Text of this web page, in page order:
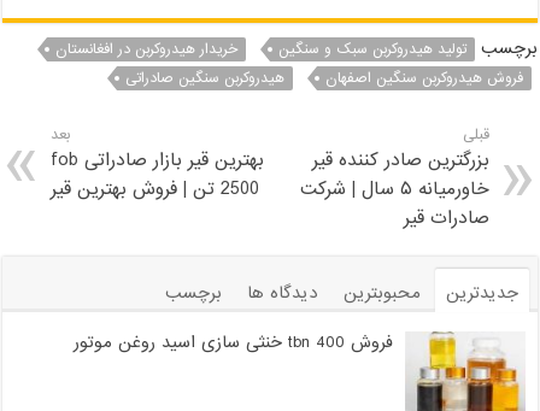
برچسب تولید هیدروکربن سبک و سنگین
خریدار هیدروکربن در افغانستان
فروش هیدروکربن سنگین اصفهان
هیدروکربن سنگین صادراتی
قبلی
بزرگترین صادر کننده قیر
خاورمیانه ۵ سال | شرکت
صادرات قیر
بعد
بهترین قیر بازار صادراتی fob
2500 تن | فروش بهترین قیر
جدیدترین محبوبترین دیدگاه ها
برچسب
فروش tbn 400 خنثی سازی اسید روغن موتور